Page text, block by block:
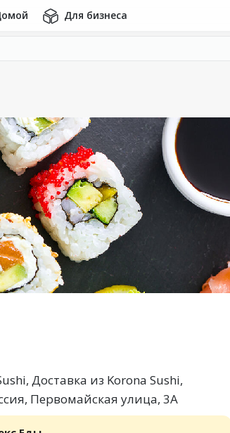
Для бизнеса
Доставка из Korona Sushi,
Первомайская улица, 3А